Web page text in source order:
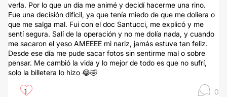
verla. Por lo que un día me animé y decidí hacerme una rino.
Fue una decisión difícil, ya que tenía miedo de que me doliera o
que me salga mal. Fui con el doc Santucci, me explicó y me
sentí segura. Salí de la operación y no me dolía nada, y cuando
me sacaron el yeso AMEEEE mi nariz, jamás estuve tan feliz.
Desde ese día me pude sacar fotos sin sentirme mal o sobre
pensar. Me cambió la vida y lo mejor de todo es que no sufrí,
solo la billetera lo hizo 😂🤣
1 0